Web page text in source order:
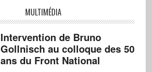
MULTIMÉDIA
Intervention de Bruno
Gollnisch au colloque des 50
ans du Front National